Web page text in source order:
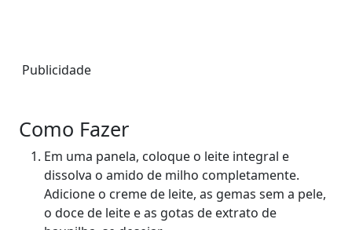
Publicidade
Como Fazer
Em uma panela, coloque o leite integral e
dissolva o amido de milho completamente.
Adicione o creme de leite, as gemas sem a pele,
o doce de leite e as gotas de extrato de